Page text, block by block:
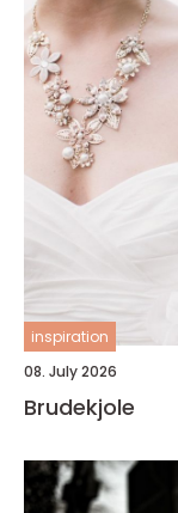
inspiration
08. July 2026
Brudekjole